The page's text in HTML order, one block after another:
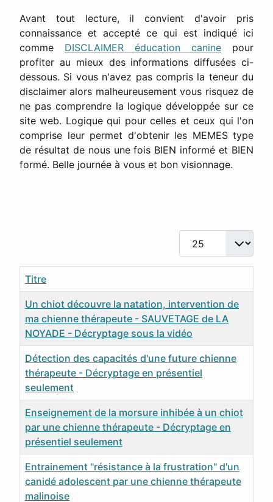
Avant tout lecture, il convient d'avoir pris
connaissance et accepté ce qui est indiqué ici
comme DISCLAIMER éducation canine pour
profiter au mieux des informations diffusées ci-
dessous. Si vous n'avez pas compris la teneur du
disclaimer alors malheureusement vous risquez de
ne pas comprendre la logique développée sur ce
site web. Logique qui pour celles et ceux qui l'on
comprise leur permet d'obtenir les MEMES type
de résultat de nous une fois BIEN informé et BIEN
formé. Belle journée à vous et bon visionnage.
Afficher #
Titre
Un chiot découvre la natation, intervention de
ma chienne thérapeute - SAUVETAGE de LA
NOYADE - Décryptage sous la vidéo
Détection des capacités d'une future chienne
thérapeute - Décryptage en présentiel
seulement
Enseignement de la morsure inhibée à un chiot
par une chienne thérapeute - Décryptage en
présentiel seulement
Entrainement "résistance à la frustration" d'un
canidé adolescent par une chienne thérapeute
malinoise